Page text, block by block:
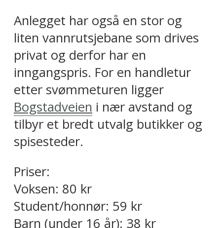
Anlegget har også en stor og
liten vannrutsjebane som drives
privat og derfor har en
inngangspris. For en handletur
etter svømmeturen ligger
Bogstadveien i nær avstand og
tilbyr et bredt utvalg butikker og
spisesteder.
Priser:
Voksen: 80 kr
Student/honnør: 59 kr
Barn (under 16 år): 38 kr